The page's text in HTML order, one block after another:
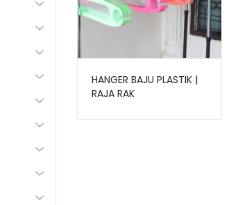
HANGER BAJU PLASTIK |
RAJA RAK